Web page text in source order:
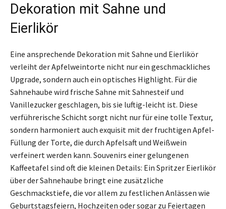
Dekoration mit Sahne und
Eierlikör
Eine ansprechende Dekoration mit Sahne und Eierlikör
verleiht der Apfelweintorte nicht nur ein geschmackliches
Upgrade, sondern auch ein optisches Highlight. Für die
Sahnehaube wird frische Sahne mit Sahnesteif und
Vanillezucker geschlagen, bis sie luftig-leicht ist. Diese
verführerische Schicht sorgt nicht nur für eine tolle Textur,
sondern harmoniert auch exquisit mit der fruchtigen Apfel-
Füllung der Torte, die durch Apfelsaft und Weißwein
verfeinert werden kann. Souvenirs einer gelungenen
Kaffeetafel sind oft die kleinen Details: Ein Spritzer Eierlikör
über der Sahnehaube bringt eine zusätzliche
Geschmackstiefe, die vor allem zu festlichen Anlässen wie
Geburtstagsfeiern, Hochzeiten oder sogar zu Feiertagen